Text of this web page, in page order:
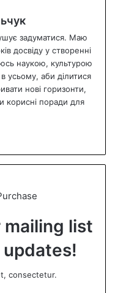
задуматися. Маю
досвіду у створенні
наукою, культурою
усьому, аби ділитися
нові горизонти,
корисні поради для
list
consectetur.